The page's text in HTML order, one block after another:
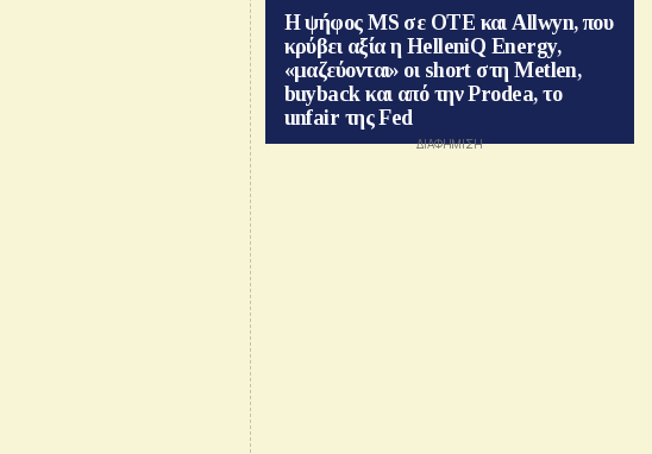
Η ψήφος MS σε ΟΤΕ και Allwyn, που
κρύβει αξία η HelleniQ Energy,
«μαζεύονται» οι short στη Metlen,
buyback και από την Prodea, το
unfair της Fed